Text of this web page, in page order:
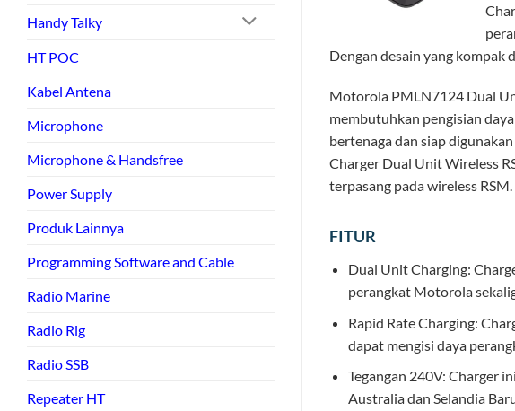
Handy Talky
HT POC
Kabel Antena
Microphone
Microphone & Handsfree
Power Supply
Produk Lainnya
Programming Software and Cable
Radio Marine
Radio Rig
Radio SSB
Repeater HT
Dengan desain yang kompak
Motorola PMLN7124 Dual
membutuhkan pengisian
bertenaga dan siap
Charger Dual Unit Wireless
terpasang pada wireless RSM.
FITUR
Dual Unit Charging:
perangkat Motorola
Rapid Rate Charging:
dapat mengisi daya
Tegangan 240V: Charger
Australia dan Selandia